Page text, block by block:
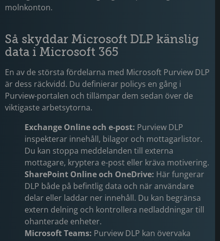
molnkonton.
Så skyddar Microsoft DLP känslig
data i Microsoft 365
En av de största fördelarna med Microsoft Purview DLP
är dess räckvidd. Du definierar policys en gång i
Purview-portalen och tillämpar dem sedan över de
viktigaste arbetsytorna.
Exchange Online och e-post: Purview DLP
inspekterar innehåll, bilagor och mottagarlistor.
Du kan stoppa meddelanden till externa
mottagare, kryptera e-post eller kräva motivering.
SharePoint Online och OneDrive: Här fungerar
DLP både på befintlig data och när användare
delar eller laddar ner innehåll. Du kan begränsa
extern delning och kontrollera nedladdningar till
ohanterade enheter.
Microsoft Teams: Purview DLP kan övervaka